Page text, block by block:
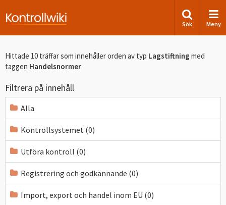
Sök Meny
Hittade 10 träffar som innehåller orden av typ Lagstiftning med
taggen Handelsnormer
Filtrera på innehåll
Alla
Kontrollsystemet (0)
Utföra kontroll (0)
Registrering och godkännande (0)
Import, export och handel inom EU (0)